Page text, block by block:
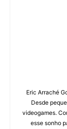
Eric Arraché
Desde
videogames.
esse sonho